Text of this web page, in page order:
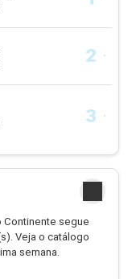
segue
Veja o catálogo
semana.